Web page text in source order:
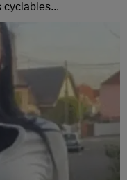
cyclables...